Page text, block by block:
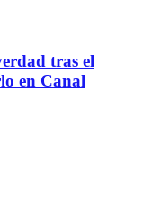
tras el
en Canal